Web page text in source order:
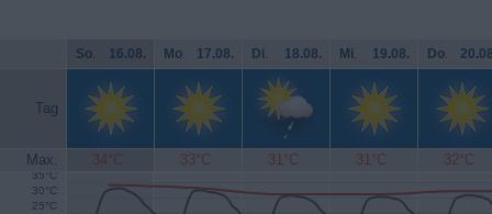
So. 16.08. Mo. 17.08. Di. 18.08. Mi. 19.08. Do.
Tag
Max. 34°C 33°C 31°C 31°C 32°C
25°C
30°C
35°C